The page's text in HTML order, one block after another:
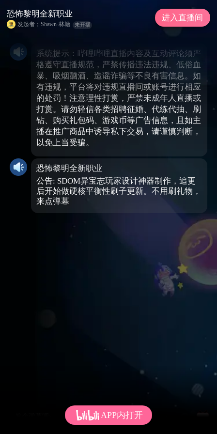
系统提示：哔哩哔哩直播内容及互动评论须严
格遵守直播规范，严禁传播违法违规、低俗血
暴、吸烟酗酒、造谣诈骗等不良有害信息。如
有违规，平台将对违规直播间或账号进行相应
的处罚！注意理性打赏，严禁未成年人直播或
打赏。请勿轻信各类招聘征婚、代练代抽、刷
钻、购买礼包码、游戏币等广告信息，且如主
播在推广商品中诱导私下交易，请谨慎判断，
以免上当受骗。
恐怖黎明全新职业
公告: SDOM异宝志玩家设计神器制作，追更
后开始做硬核平衡性刷子更新。不用刷礼物，
来点弹幕
恐怖黎明全新职业
发起者；Shawn-林塘 未开播
进入直播间
APP内打开